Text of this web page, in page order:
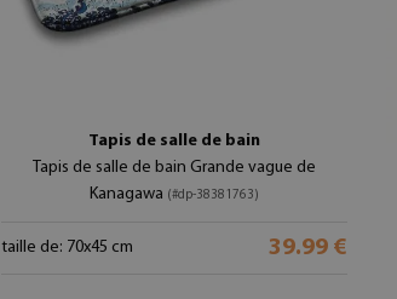
Tapis de salle de bain
Tapis de salle de bain Grande vague de
Kanagawa (#dp-38381763)
taille de: 70x45 cm 39.99 €